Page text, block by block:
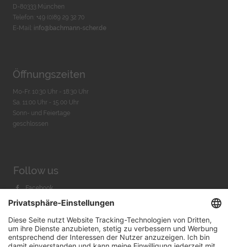
D-80333 München
Telefon: +49 (0)89 29 32 70
E-Mail: info@bachmann-scher.de
Öffnungszeiten
Mo-Fr. 10:30 Uhr - 18:30 Uhr
Sa. 11:00 Uhr - 15.00 Uhr
Sonn- und Feiertage
geschlossen
Follow us
Facebook
Instagram
Youtube